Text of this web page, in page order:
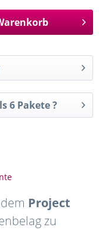
6 Pakete ?
Project
zu